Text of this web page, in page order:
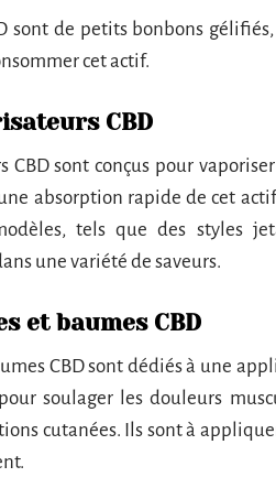
sont de petits bonbons
cet actif.
CBD
CBD sont conçus pour
absorption rapide de cet
tels que des styles
une variété de saveurs.
et baumes CBD
CBD sont dédiés à une
soulager les douleurs
cutanées. Ils sont à